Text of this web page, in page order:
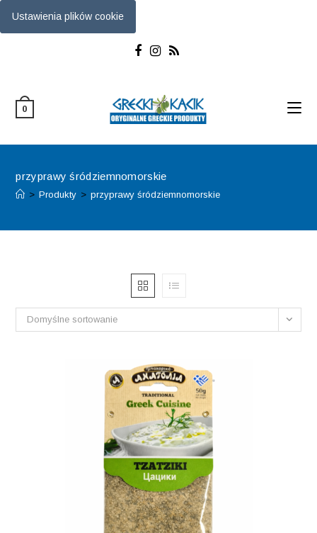
Ustawienia plików cookie
0
przyprawy śródziemnomorskie
> Produkty > przyprawy śródziemnomorskie
Domyślne sortowanie